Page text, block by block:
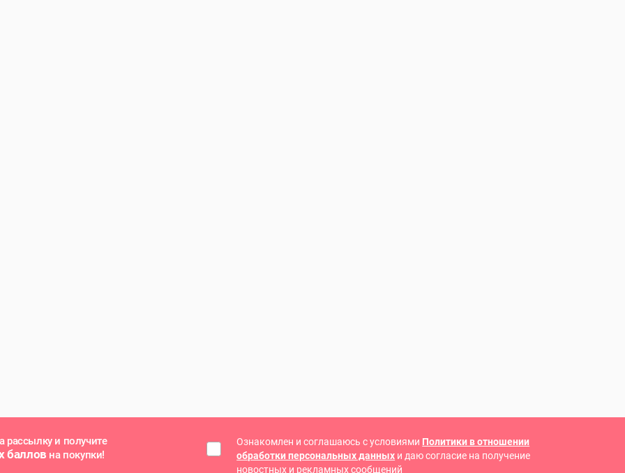
рассылку и получите
баллов на покупки!
Ознакомлен и соглашаюсь с условиями Политики в отношении
обработки персональных данных и даю согласие на получение
новостных и рекламных сообщений